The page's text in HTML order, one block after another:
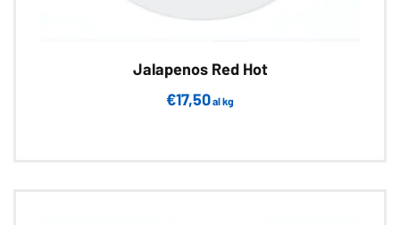
Jalapenos Red Hot
€17,50al kg